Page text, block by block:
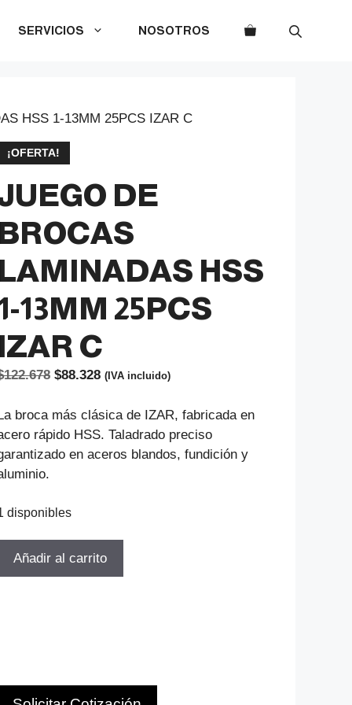
SERVICIOS NOSOTROS
HSS 1-13MM 25PCS IZAR C
¡OFERTA!
DE
BROCAS
LAMINADAS HSS
13MM 25PCS
IZAR C
122.678 El
original
era:
$122.678.
$88.328El
actual
es:
$88.328.
(IVA incluido)
broca más clásica de IZAR, fabricada en
rápido HSS. Taladrado preciso
en aceros blandos, fundición y
disponibles
Añadir al carrito